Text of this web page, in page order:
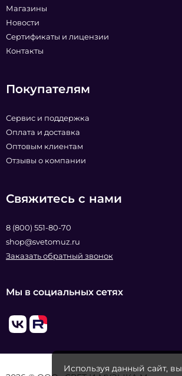
Магазины
Новости
Сертификаты и лицензии
Контакты
Покупателям
Сервис и поддержка
Оплата и доставка
Оптовым клиентам
Отзывы о компании
Свяжитесь с нами
8 (800) 551-80-70
shop@svetomuz.ru
Заказать обратный звонок
Мы в социальных сетях
Используя данный сайт, вы